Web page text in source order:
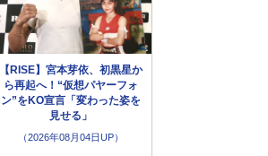
【RISE】宮本芽依、初黒星か
ら再起へ！“仮想パヤーフォ
ン”をKO宣言「変わった姿を
見せる」
（2026年08月04日UP）